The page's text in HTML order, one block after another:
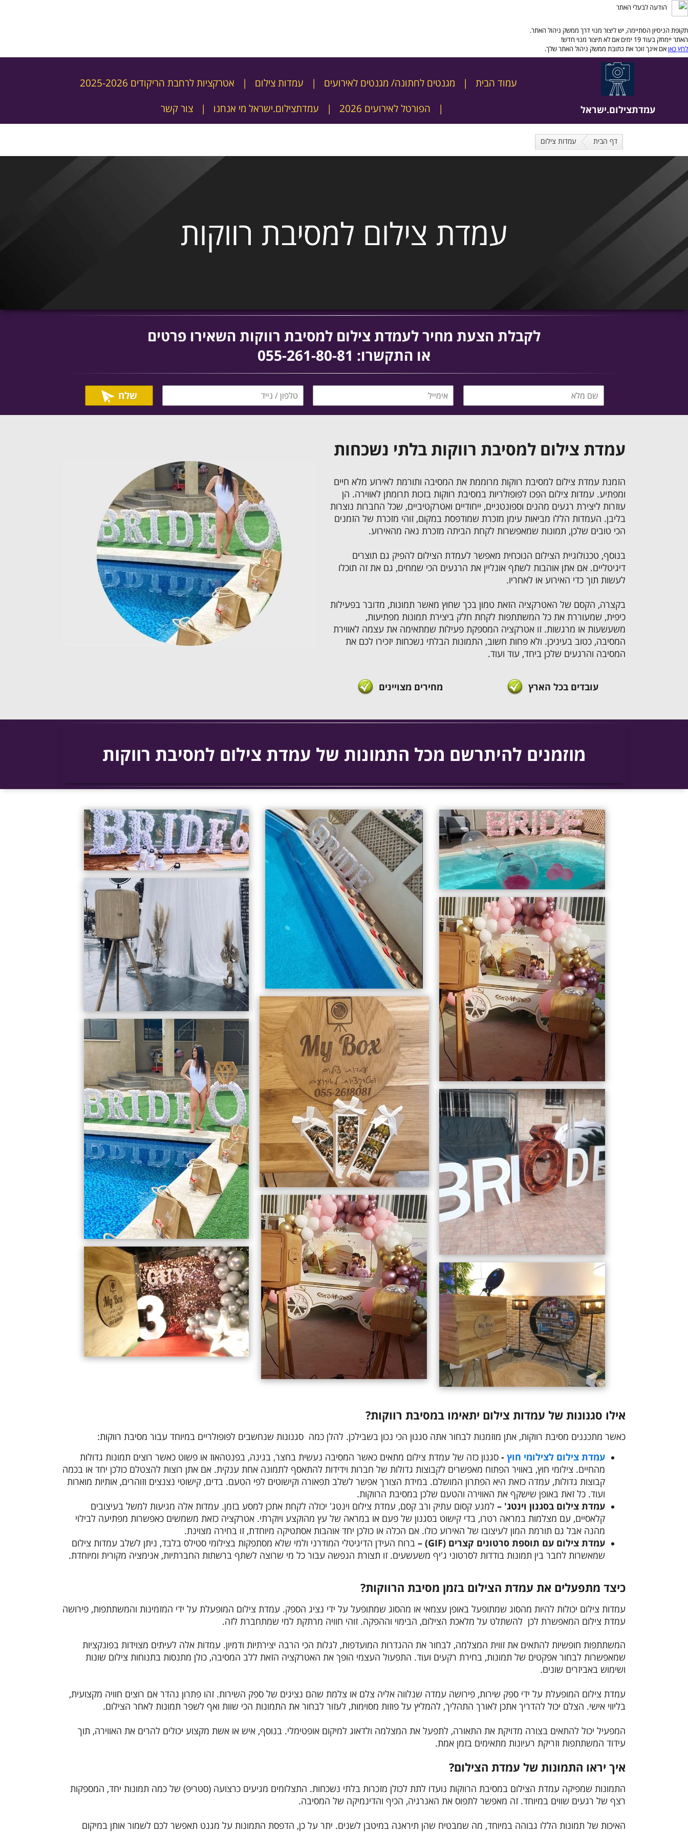
הודעה לבעלי האתר
תקופת הניסיון הסתיימה, יש ליצור מנוי דרך ממשק ניהול האתר.
האתר יימחק בעוד 19 ימים אם לא תיצור מנוי חדש!
לחץ כאןאם אינך זוכר את כתובת ממשק ניהול האתר שלך.
עמדתצילום.ישראל
עמוד הבית מגנטים לחתונה/ מגנטים לאירועים עמדות צילום
אטרקציות לרחבת הריקודים 2025-2026
הפורטל לאירועים 2026
עמדתצילום.ישראל מי אנחנו צור קשר
דף הבית עמדות צילום
עמדת צילום למסיבת רווקות
לקבלת הצעת מחיר לעמדת צילום למסיבת רווקות השאירו פרטים
או התקשרו: 055-261-80-81
שלח
עמדת צילום למסיבת רווקות בלתי נשכחות
הזמנת עמדת צילום למסיבת רווקות מרוממת את המסיבה ותורמת לאירוע מלא חיים
ומפתיע. עמדות צילום הפכו לפופולריות במסיבת רווקות בזכות תרומתן לאווירה. הן
עוזרות ליצירת רגעים מהנים וספונטניים, ייחודיים ואטרקטיביים, שכל החברות נוצרות
בליבן. העמדות הללו מביאות עימן מזכרת שמודפסת במקום, זוהי מזכרת של הזמנים
הכי טובים שלכן, תמונות שמאפשרות לקחת הביתה מזכרת נאה מהאירוע.
בנוסף, טכנולוגיית הצילום הנוכחית מאפשר לעמדת הצילום להפיק גם תוצרים
דיגיטליים. אם אתן אוהבות לשתף אונליין את הרגעים הכי שמחים, גם את זה תוכלו
לעשות תוך כדי האירוע או לאחריו.
בקצרה, הקסם של האטרקציה הזאת טמון בכך שחוץ מאשר תמונות, מדובר בפעילות
כיפית, שמעוררת את כל המשתתפות לקחת חלק ביצירת תמונות מפתיעות,
משעשעות או מרגשות. זו אטרקציה המספקת פעילות שמתאימה את עצמה לאווירת
המסיבה, כטוב בעיניכן. ולא פחות חשוב, התמונות הבלתי נשכחות יזכירו לכם את
המסיבה והרגעים שלכן ביחד, עוד ועוד.
עובדים בכל הארץ ​​​​​​ מחירים מצויינים
מוזמנים להיתרשם מכל התמונות של עמדת צילום למסיבת רווקות
אילו סגנונות של עמדות צילום יתאימו במסיבת רווקות?
כאשר מתכננים מסיבת רווקות, אתן מוזמנות לבחור אתה סגנון הכי נכון בשבילכן. להלן כמה סגנונות שנחשבים לפופולריים במיוחד עבור מסיבת רווקות:
עמדת צילום לצילומי חוץ - סגנון כזה של עמדת צילום מתאים כאשר המסיבה נעשית בחצר, בגינה, בפנטהאוז או פשוט כאשר רוצים תמונות גדולות
מהחיים. צילומי חוץ, באוויר הפתוח מאפשרים לקבוצות גדולות של חברות וידידות להתאסף לתמונה אחת ענקית. אם אתן רוצות להצטלם כולכן יחד או בכמה
קבוצות גדולות, עמדה כזאת היא הפתרון המושלם. במידת הצורך אפשר לשלב תפאורה וקישוטים לפי הטעם. בדים, קישוטי נצנצים וזוהרים, אותיות מוארות
ועוד. כל זאת באופן שישקף את האווירה והטעם שלכן במסיבת הרווקות.
עמדת צילום בסגנון וינטג' – למגע קסום עתיק ורב קסם, עמדת צילום וינטג' יכולה לקחת אתכן למסע בזמן. עמדות אלה מגיעות למשל בעיצובים
קלאסיים, עם מצלמות במראה רטרו, בדי קישוט בסגנון של פעם או במראה של עץ מהוקצע ויוקרתי. אטרקציה כזאת משמשים כאפשרות מפתיעה לבילוי
מהנה אבל גם תורמת המון לעיצובו של האירוע כולו. אם הכלה או כולכן יחד אוהבות אסתטיקה מיוחדת, זו בחירה מצוינת.
עמדת צילום עם תוספת סרטונים קצרים (GIF) –
ברוח העידן הדיגיטלי המודרני ולמי שלא מסתפקות בצילומי סטילס בלבד, ניתן לשלב עמדות צילום
שמאשרות לחבר בין תמונות בודדות לסרטוני ג'יף משעשעים. זו תצורת הנפשה עבור כל מי שרוצה לשתף ברשתות החברתיות, אנימציה מקורית ומיוחדת.
כיצד מתפעלים את עמדת הצילום בזמן מסיבת הרווקות?
עמדות צילום יכולות להיות מהסוג שמתופעל באופן עצמאי או מהסוג שמתופעל על ידי נציג הספק. עמדת צילום המופעלת על ידי המזמינות והמשתתפות, פירושה
עמדת צילום המאפשרת לכן להשתלט על מלאכת הצילום, הבימוי וההפקה. זוהי חוויה מרתקת למי שמתחברת לזה.
המשתתפות חופשיות להתאים את זווית המצלמה, לבחור את ההגדרות המועדפות, לגלות הכי הרבה יצירתיות ודמיון. עמדות אלה לעיתים מצוידות בפונקציות
שמאפשרות לבחור אפקטים של תמונות, בחירת רקעים ועוד. התפעול העצמי הופך את האטרקציה הזאת ללב המסיבה, כולן מתנסות בתנוחות צילום שונות
ושימוש באביזרים שונים.
עמדת צילום המופעלת על ידי ספק שירות, פירושה עמדה שנלווה אליה צלם או צלמת שהם נציגים של ספק השירות. זהו פתרון נהדר אם רוצים חוויה מקצועית,
בליווי אישי. הצלם יכול להדריך אתכן לאורך התהליך, להמליץ על פוזות מסוימות, לעזור לבחור את התמונות הכי שוות ואף לשפר תמונות לאחר הצילום.
המפעיל יכול להתאים בצורה מדויקת את התאורה, לתפעל את המצלמה ולדאוג למיקום אופטימלי. בנוסף, איש או אשת מקצוע יכולים להרים את האווירה, תוך
עידוד המשתתפות וזריקת רעיונות מתאימים בזמן אמת.
איך יראו התמונות של עמדת הצילום?
התמונות שמפיקה עמדת הצילום במסיבת הרווקות נועדו לתת לכולן מזכרות בלתי נשכחות. התצלומים מגיעים כרצועה (סטריפ) של כמה תמונות יחד, המספקות
רצף של רגעים שווים במיוחד. זה מאפשר לתפוס את האנרגיה, הכיף והדינמיקה של המסיבה.
האיכות של תמונות הללו גבוהה במיוחד, מה שמבטיח שהן תיראנה במיטבן לשנים. יתר על כן, הדפסת התמונות על מגנט תאפשר לכם לשמור אותן במיקום